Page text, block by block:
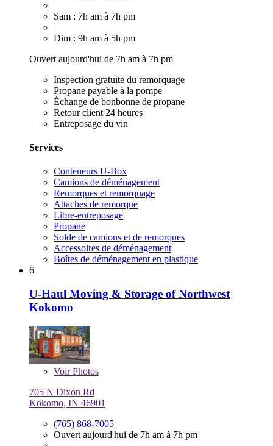
Sam : 7h am à 7h pm
Dim : 9h am à 5h pm
Ouvert aujourd'hui de 7h am à 7h pm
Inspection gratuite du remorquage
Propane payable à la pompe
Échange de bonbonne de propane
Retour client 24 heures
Entreposage du vin
Services
Conteneurs U-Box
Camions de déménagement
Remorques et remorquage
Attaches de remorque
Libre-entreposage
Propane
Solde de camions et de remorques
Accessoires de déménagement
Boîtes de déménagement en plastique
6
U-Haul Moving & Storage of Northwest
Kokomo
VoirPhotos
705 N Dixon Rd
Kokomo, IN 46901
(765) 868-7005
Ouvert aujourd'hui de 7h am à 7h pm